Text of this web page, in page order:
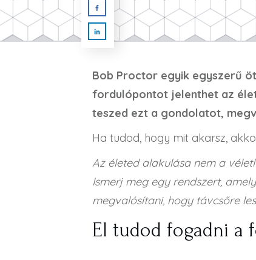
Bob Proctor egyik egyszerű
fordulópontot jelenthet az
teszed ezt a gondolatot,
Ha tudod, hogy mit akarsz,
Az életed alakulása nem a
Ismerj meg egy rendszert,
megvalósítani, hogy távcsőre
El tudod fogadni a